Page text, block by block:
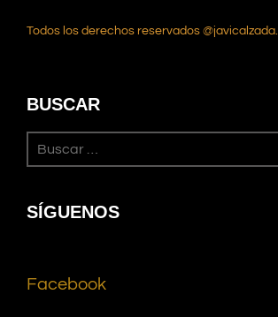
Todos los derechos reservados @javicalzada.
BUSCAR
SÍGUENOS
Facebook